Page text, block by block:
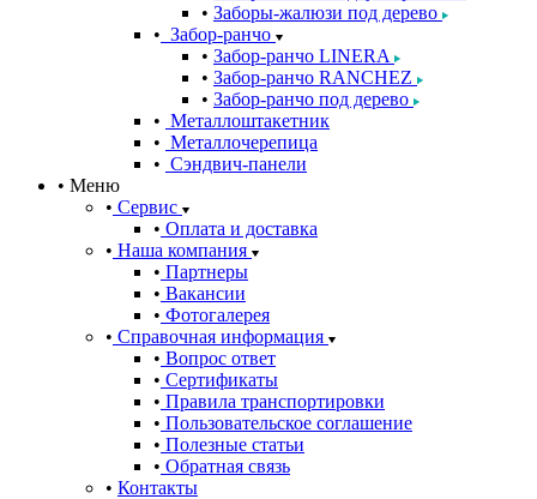
Заборы-жалюзи под дерево
Забор-ранчо
Забор-ранчо LINERA
Забор-ранчо RANCHEZ
Забор-ранчо под дерево
Металлоштакетник
Металлочерепица
Сэндвич-панели
Меню
Сервис
Оплата и доставка
Наша компания
Партнеры
Вакансии
Фотогалерея
Справочная информация
Вопрос ответ
Сертификаты
Правила транспортировки
Пользовательское соглашение
Полезные статьи
Обратная связь
Контакты